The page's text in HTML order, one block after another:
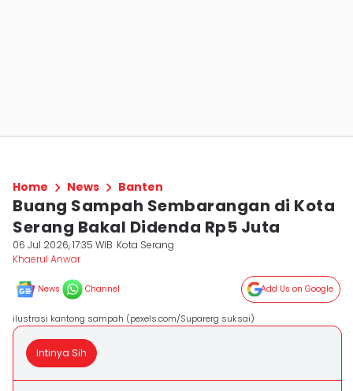
Home News Banten
Buang Sampah Sembarangan di Kota
Serang Bakal Didenda Rp5 Juta
06 Jul 2026, 17:35 WIB Kota Serang
Khaerul Anwar
News Channel Add Us on Google
ilustrasi kantong sampah (pexels.com/Suparerg suksai)
Intinya Sih